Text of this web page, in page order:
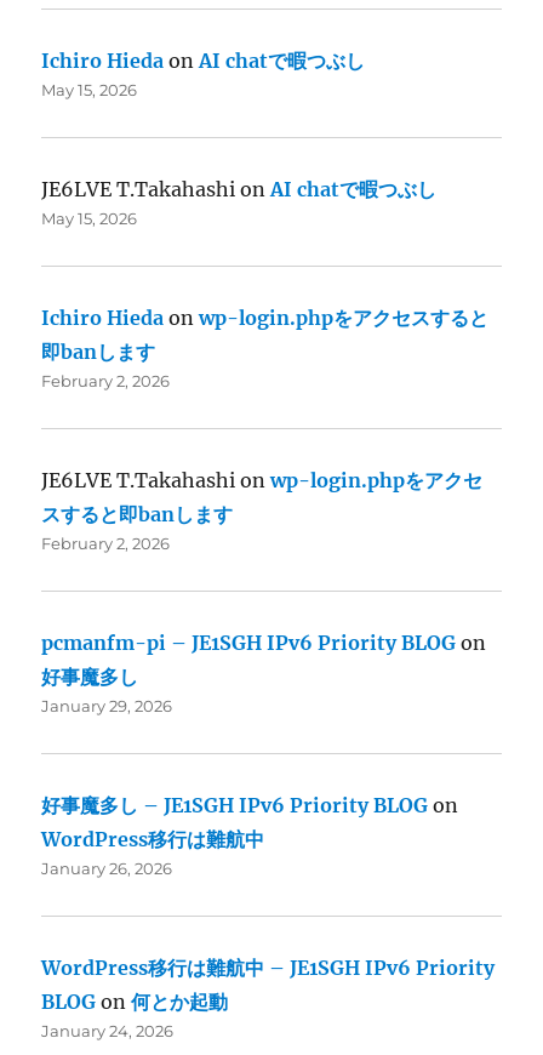
Ichiro Hieda onAI chatで暇つぶし
May 15, 2026
JE6LVE T.Takahashi onAI chatで暇つぶし
May 15, 2026
Ichiro Hieda onwp-login.phpをアクセスすると
即banします
February 2, 2026
JE6LVE T.Takahashi onwp-login.phpをアクセ
スすると即banします
February 2, 2026
pcmanfm-pi – JE1SGH IPv6 Priority BLOG on
好事魔多し
January 29, 2026
好事魔多し – JE1SGH IPv6 Priority BLOG on
WordPress移行は難航中
January 26, 2026
WordPress移行は難航中 – JE1SGH IPv6 Priority
BLOG on何とか起動
January 24, 2026